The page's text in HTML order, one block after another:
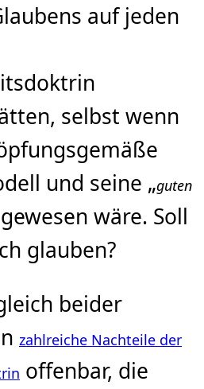
auf jeden
selbst wenn
und seine „guten
wäre. Soll
glauben?
beider
zahlreiche Nachteile der
offenbar, die